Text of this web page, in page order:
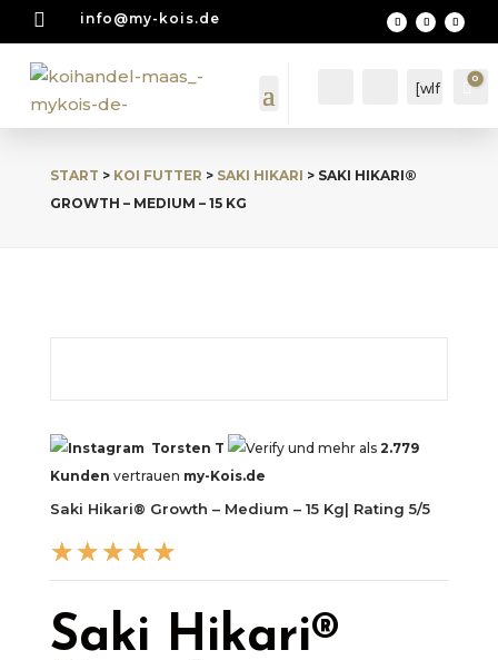
 info@my-kois.de
Suche
[wlf
_wi
0
START > KOI FUTTER > SAKI HIKARI > SAKI HIKARI®
GROWTH – MEDIUM – 15 KG
Torsten T und mehr als 2.779
Kunden vertrauen my-Kois.de
Saki Hikari® Growth – Medium – 15 Kg| Rating 5/5
☆☆☆☆☆
Saki Hikari®